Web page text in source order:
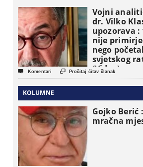
Vojni
dr. Vilko
upozorava :
nije
nego
svjetskog
(Video)
 Komentari  Pročitaj čitav članak
KOLUMNE
Gojko Berić
mračna